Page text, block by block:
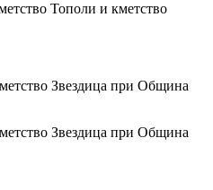
Тополи и кметство
Звездица при Община
Звездица при Община